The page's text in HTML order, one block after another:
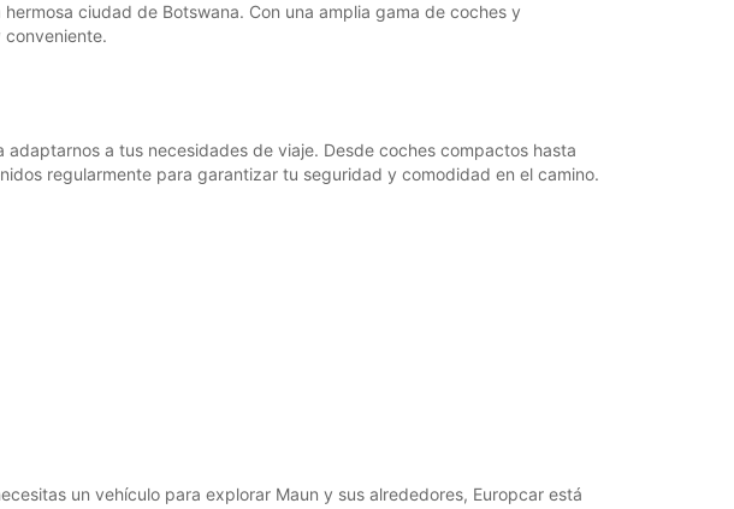
ciudad de Botswana. Con una amplia gama de coches y
a tus necesidades de viaje. Desde coches compactos hasta
regularmente para garantizar tu seguridad y comodidad en el camino.
un vehículo para explorar Maun y sus alrededores, Europcar está